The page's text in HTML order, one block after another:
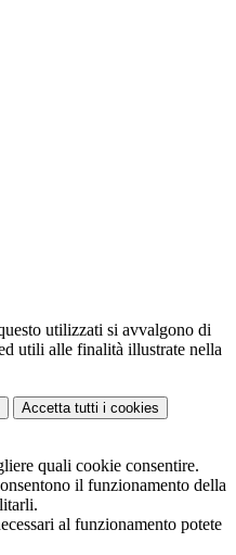
utilizzati si avvalgono di
utili alle finalità illustrate nella
Accetta tutti i cookies
quali cookie consentire.
il funzionamento della
al funzionamento potete